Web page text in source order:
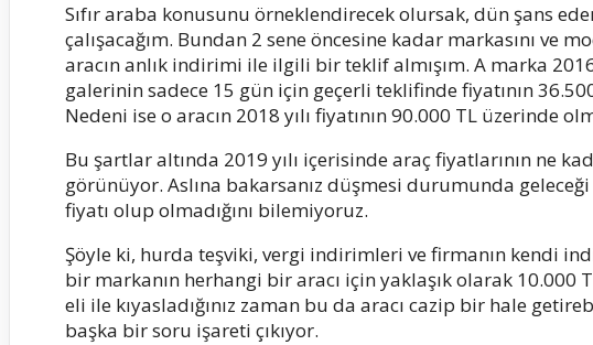
Sıfır araba konusunu örneklendirecek olursak, dün şans
çalışacağım. Bundan 2 sene öncesine kadar markasını ve
aracın anlık indirimi ile ilgili bir teklif almışım. A marka 2016
galerinin sadece 15 gün için geçerli teklifinde fiyatının
Nedeni ise o aracın 2018 yılı fiyatının 90.000 TL üzerinde
Bu şartlar altında 2019 yılı içerisinde araç fiyatlarının ne
görünüyor. Aslına bakarsanız düşmesi durumunda
fiyatı olup olmadığını bilemiyoruz.
Şöyle ki, hurda teşviki, vergi indirimleri ve firmanın kendi
bir markanın herhangi bir aracı için yaklaşık olarak 10.000
eli ile kıyasladığınız zaman bu da aracı cazip bir hale
başka bir soru işareti çıkıyor.